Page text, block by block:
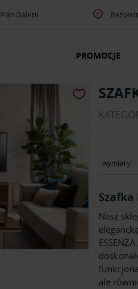
Plan Galerii
PROMOCJE
wymiary:
Szafka
Nasz
ale